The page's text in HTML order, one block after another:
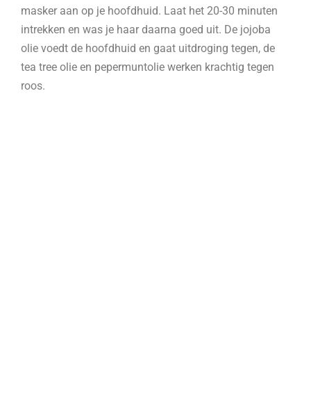
masker aan op je hoofdhuid. Laat het 20-30 minuten
intrekken en was je haar daarna goed uit. De jojoba
olie voedt de hoofdhuid en gaat uitdroging tegen, de
tea tree olie en pepermuntolie werken krachtig tegen
roos.